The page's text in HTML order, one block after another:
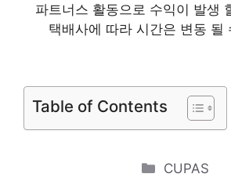
2024
제품 2024
쥬크블라우스
파트너스 활동으로 수익이 발생
택배사에 따라 시간은 변동 될
Table of Contents
Categories
CUPAS